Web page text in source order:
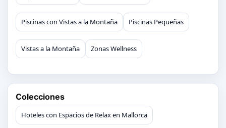
Piscinas con Vistas a la Montaña Piscinas Pequeñas
Vistas a la Montaña Zonas Wellness
Colecciones
Hoteles con Espacios de Relax en Mallorca